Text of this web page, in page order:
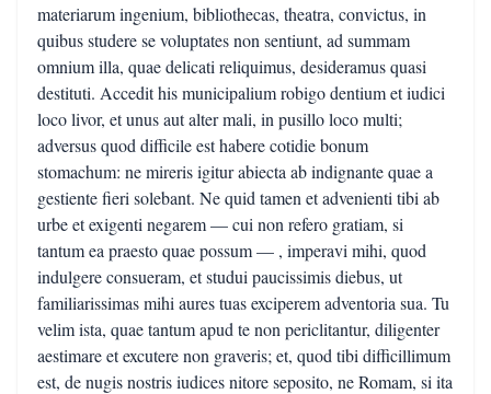
materiarum ingenium, bibliothecas, theatra, convictus, in
quibus studere se voluptates non sentiunt, ad summam
omnium illa, quae delicati reliquimus, desideramus quasi
destituti. Accedit his municipalium robigo dentium et iudici
loco livor, et unus aut alter mali, in pusillo loco multi;
adversus quod difficile est habere cotidie bonum
stomachum: ne mireris igitur abiecta ab indignante quae a
gestiente fieri solebant. Ne quid tamen et advenienti tibi ab
urbe et exigenti negarem — cui non refero gratiam, si
tantum ea praesto quae possum — , imperavi mihi, quod
indulgere consueram, et studui paucissimis diebus, ut
familiarissimas mihi aures tuas exciperem adventoria sua. Tu
velim ista, quae tantum apud te non periclitantur, diligenter
aestimare et excutere non graveris; et, quod tibi difficillimum
est, de nugis nostris iudices nitore seposito, ne Romam, si ita